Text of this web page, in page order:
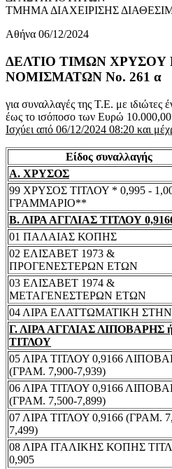
ΤΜΗΜΑ ΔΙΑΧΕΙΡΙΣΗΣ
Αθήνα 06/12/2024
ΔΕΛΤΙΟ ΤΙΜΩΝ ΧΡΥΣΟΥ
ΝΟΜΙΣΜΑΤΩΝ No. 261 α
για συναλλαγές της Τ.Ε. με
έως το ισόποσο των Ευρώ 10.000,00
Ισχύει από 06/12/2024 08:20 και
Είδος συναλλαγής
Α. ΧΡΥΣΟΣ
99 ΧΡΥΣΟΣ ΤΙΤΛΟΥ * 0,995 -
ΓΡΑΜΜΑΡΙΟ**
Β. ΛΙΡΑ ΑΓΓΛΙΑΣ ΤΙΤΛΟΥ
01 ΠΑΛΑΙΑΣ ΚΟΠΗΣ
02 ΕΛΙΣΑΒΕΤ 1973 &
ΠΡΟΓΕΝΕΣΤΕΡΩΝ ΕΤΩΝ
03 ΕΛΙΣΑΒΕΤ 1974 &
ΜΕΤΑΓΕΝΕΣΤΕΡΩΝ ΕΤΩΝ
04 ΛΙΡΑ ΕΛΑΤΤΩΜΑΤΙΚΗ
Γ. ΛΙΡΑ ΑΓΓΛΙΑΣ ΛΙΠΟΒΑΡΗΣ
ΤΙΤΛΟΥ
05 ΛΙΡΑ ΤΙΤΛΟΥ 0,9166
(ΓΡΑΜ. 7,900-7,939)
06 ΛΙΡΑ ΤΙΤΛΟΥ 0,9166
(ΓΡΑΜ. 7,500-7,899)
07 ΛΙΡΑ ΤΙΤΛΟΥ 0,9166 (ΓΡΑΜ.
7,499)
08 ΛΙΡΑ ΙΤΑΛΙΚΗΣ ΚΟΠΗΣ
0,905